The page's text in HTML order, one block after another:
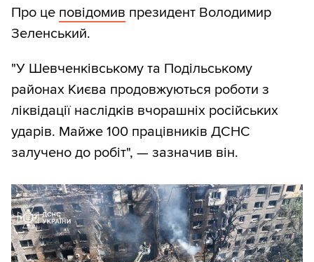
Про це повідомив президент Володимир
Зеленський.
"У Шевченківському та Подільському
районах Києва продовжуються роботи з
ліквідації наслідків вчорашніх російських
ударів. Майже 100 працівників ДСНС
залучено до робіт", — зазначив він.